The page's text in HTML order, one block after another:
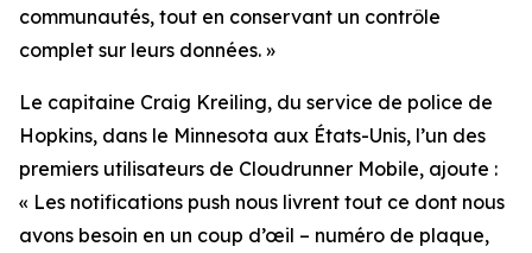
communautés, tout en conservant un contrôle
complet sur leurs données. »
Le capitaine Craig Kreiling, du service de police de
Hopkins, dans le Minnesota aux États-Unis, l’un des
premiers utilisateurs de Cloudrunner Mobile, ajoute :
« Les notifications push nous livrent tout ce dont nous
avons besoin en un coup d’œil – numéro de plaque,